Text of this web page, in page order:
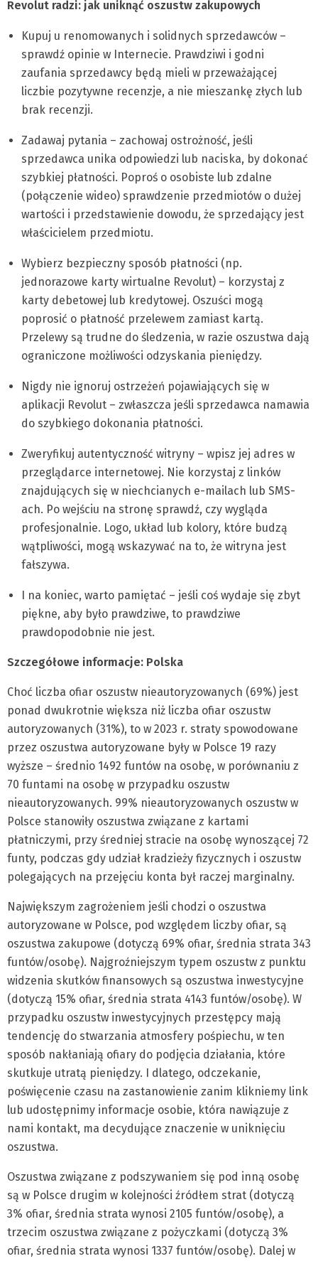
Revolut radzi: jak uniknąć oszustw zakupowych
Kupuj u renomowanych i solidnych sprzedawców –
sprawdź opinie w Internecie. Prawdziwi i godni
zaufania sprzedawcy będą mieli w przeważającej
liczbie pozytywne recenzje, a nie mieszankę złych lub
brak recenzji.
Zadawaj pytania – zachowaj ostrożność, jeśli
sprzedawca unika odpowiedzi lub naciska, by dokonać
szybkiej płatności. Poproś o osobiste lub zdalne
(połączenie wideo) sprawdzenie przedmiotów o dużej
wartości i przedstawienie dowodu, że sprzedający jest
właścicielem przedmiotu.
Wybierz bezpieczny sposób płatności (np.
jednorazowe karty wirtualne Revolut) – korzystaj z
karty debetowej lub kredytowej. Oszuści mogą
poprosić o płatność przelewem zamiast kartą.
Przelewy są trudne do śledzenia, w razie oszustwa dają
ograniczone możliwości odzyskania pieniędzy.
Nigdy nie ignoruj ostrzeżeń pojawiających się w
aplikacji Revolut – zwłaszcza jeśli sprzedawca namawia
do szybkiego dokonania płatności.
Zweryfikuj autentyczność witryny – wpisz jej adres w
przeglądarce internetowej. Nie korzystaj z linków
znajdujących się w niechcianych e-mailach lub SMS-
ach. Po wejściu na stronę sprawdź, czy wygląda
profesjonalnie. Logo, układ lub kolory, które budzą
wątpliwości, mogą wskazywać na to, że witryna jest
fałszywa.
I na koniec, warto pamiętać – jeśli coś wydaje się zbyt
piękne, aby było prawdziwe, to prawdziwe
prawdopodobnie nie jest.
Szczegółowe informacje: Polska
Choć liczba ofiar oszustw nieautoryzowanych (69%) jest
ponad dwukrotnie większa niż liczba ofiar oszustw
autoryzowanych (31%), to w 2023 r. straty spowodowane
przez oszustwa autoryzowane były w Polsce 19 razy
wyższe – średnio 1492 funtów na osobę, w porównaniu z
70 funtami na osobę w przypadku oszustw
nieautoryzowanych. 99% nieautoryzowanych oszustw w
Polsce stanowiły oszustwa związane z kartami
płatniczymi, przy średniej stracie na osobę wynoszącej 72
funty, podczas gdy udział kradzieży fizycznych i oszustw
polegających na przejęciu konta był raczej marginalny.
Największym zagrożeniem jeśli chodzi o oszustwa
autoryzowane w Polsce, pod względem liczby ofiar, są
oszustwa zakupowe (dotyczą 69% ofiar, średnia strata 343
funtów/osobę). Najgroźniejszym typem oszustw z punktu
widzenia skutków finansowych są oszustwa inwestycyjne
(dotyczą 15% ofiar, średnia strata 4143 funtów/osobę). W
przypadku oszustw inwestycyjnych przestępcy mają
tendencję do stwarzania atmosfery pośpiechu, w ten
sposób nakłaniają ofiary do podjęcia działania, które
skutkuje utratą pieniędzy. I dlatego, odczekanie,
poświęcenie czasu na zastanowienie zanim klikniemy link
lub udostępnimy informacje osobie, która nawiązuje z
nami kontakt, ma decydujące znaczenie w uniknięciu
oszustwa.
Oszustwa związane z podszywaniem się pod inną osobę
są w Polsce drugim w kolejności źródłem strat (dotyczą
3% ofiar, średnia strata wynosi 2105 funtów/osobę), a
trzecim oszustwa związane z pożyczkami (dotyczą 3%
ofiar, średnia strata wynosi 1337 funtów/osobę). Dalej w